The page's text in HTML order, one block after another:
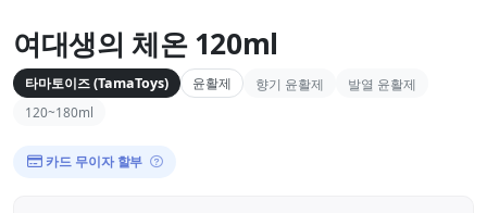
여대생의 체온 120ml
타마토이즈 (TamaToys) 윤활제 향기 윤활제
발열 윤활제
120~180ml
카드 무이자 할부